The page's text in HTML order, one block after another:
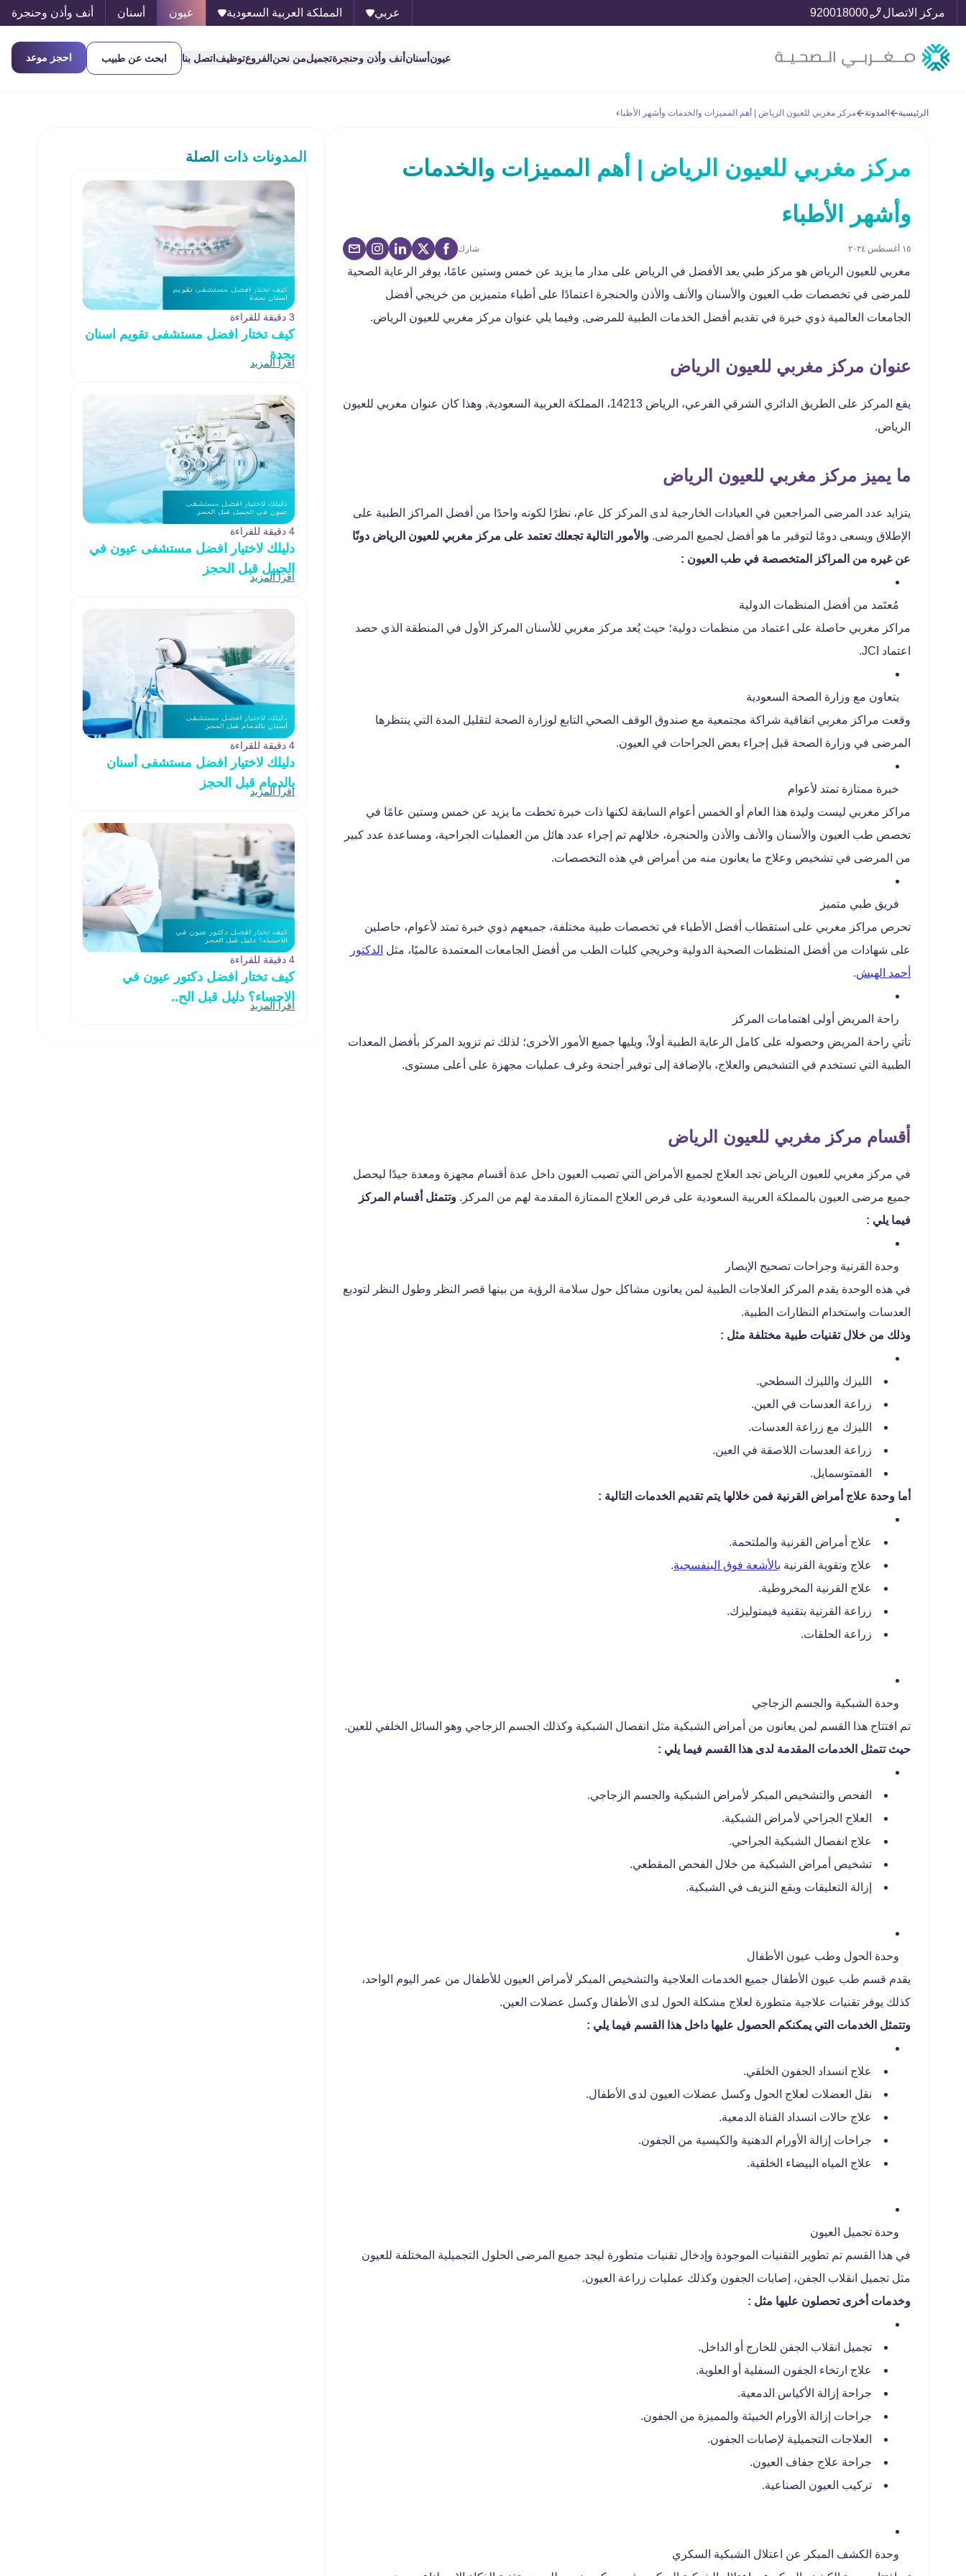
مركز الاتصال 920018000 عربي المملكة العربية السعودية عيون أسنان أنف وأذن وحنجرة
عيون أسنان أنف وأذن وحنجرةتجميلمن نحن الفروعتوظيف اتصل بنا ابحث عن طبيب احجز موعد
الرئيسية المدونة مركز مغربي للعيون الرياض | أهم المميزات والخدمات وأشهر الأطباء
مركز مغربي للعيون الرياض | أهم المميزات والخدمات
وأشهر الأطباء
١٥ أغسطس ٢٠٢٤ شارك
مغربي للعيون الرياض هو مركز طبي يعد الأفضل في الرياض على مدار ما يزيد عن خمس وستين عامًا، يوفر الرعاية الصحية
للمرضى في تخصصات طب العيون والأسنان والأنف والأذن والحنجرة اعتمادًا على أطباء متميزين من خريجي أفضل
الجامعات العالمية ذوي خبرة في تقديم أفضل الخدمات الطبية للمرضى, وفيما يلي عنوان مركز مغربي للعيون الرياض.
عنوان مركز مغربي للعيون الرياض
يقع المركز على الطريق الدائري الشرقي الفرعي، الرياض 14213، المملكة العربية السعودية, وهذا كان عنوان مغربي للعيون
الرياض.
ما يميز مركز مغربي للعيون الرياض
يتزايد عدد المرضى المراجعين في العيادات الخارجية لدى المركز كل عام، نظرًا لكونه واحدًا من أفضل المراكز الطبية على
الإطلاق ويسعى دومًا لتوفير ما هو أفضل لجميع المرضى. والأمور التالية تجعلك تعتمد على مركز مغربي للعيون الرياض دونًا
عن غيره من المراكز المتخصصة في طب العيون :
مُعتَمد من أفضل المنظمات الدولية
مراكز مغربي حاصلة على اعتماد من منظمات دولية؛ حيث يُعد مركز مغربي للأسنان المركز الأول في المنطقة الذي حصد
اعتماد JCI.
يتعاون مع وزارة الصحة السعودية
وقعت مراكز مغربي اتفاقية شراكة مجتمعية مع صندوق الوقف الصحي التابع لوزارة الصحة لتقليل المدة التي ينتظرها
المرضى في وزارة الصحة قبل إجراء بعض الجراحات في العيون.
خبرة ممتازة تمتد لأعوام
مراكز مغربي ليست وليدة هذا العام أو الخمس أعوام السابقة لكنها ذات خبرة تخطت ما يزيد عن خمس وستين عامًا في
تخصص طب العيون والأسنان والأنف والأذن والحنجرة، خلالهم تم إجراء عدد هائل من العمليات الجراحية، ومساعدة عدد كبير
من المرضى في تشخيص وعلاج ما يعانون منه من أمراض في هذه التخصصات.
فريق طبي متميز
تحرص مراكز مغربي على استقطاب أفضل الأطباء في تخصصات طبية مختلفة، جميعهم ذوي خبرة تمتد لأعوام، حاصلين
على شهادات من أفضل المنظمات الصحية الدولية وخريجي كليات الطب من أفضل الجامعات المعتمدة عالميًا، مثل الدكتور
أحمد الهبش.
راحة المريض أولى اهتمامات المركز
تأتي راحة المريض وحصوله على كامل الرعاية الطبية أولاً، ويليها جميع الأمور الأخرى؛ لذلك تم تزويد المركز بأفضل المعدات
الطبية التي تستخدم في التشخيص والعلاج، بالإضافة إلى توفير أجنحة وغرف عمليات مجهزة على أعلى مستوى.
أقسام مركز مغربي للعيون الرياض
في مركز مغربي للعيون الرياض تجد العلاج لجميع الأمراض التي تصيب العيون داخل عدة أقسام مجهزة ومعدة جيدًا ليحصل
جميع مرضى العيون بالمملكة العربية السعودية على فرص العلاج الممتازة المقدمة لهم من المركز. وتتمثل أقسام المركز
فيما يلي :
وحدة القرنية وجراحات تصحيح الإبصار
في هذه الوحدة يقدم المركز العلاجات الطبية لمن يعانون مشاكل حول سلامة الرؤية من بينها قصر النظر وطول النظر لتوديع
العدسات واستخدام النظارات الطبية.
وذلك من خلال تقنيات طبية مختلفة مثل :
الليزك والليزك السطحي.
زراعة العدسات في العين.
الليزك مع زراعة العدسات.
زراعة العدسات اللاصقة في العين.
الفمتوسمايل.
أما وحدة علاج أمراض القرنية فمن خلالها يتم تقديم الخدمات التالية :
علاج أمراض القرنية والملتحمة.
علاج وتقوية القرنية بالأشعة فوق البنفسجية.
علاج القرنية المخروطية.
زراعة القرنية بتقنية فيمتوليزك.
زراعة الحلقات.
وحدة الشبكية والجسم الزجاجي
تم افتتاح هذا القسم لمن يعانون من أمراض الشبكية مثل انفصال الشبكية وكذلك الجسم الزجاجي وهو السائل الخلفي للعين.
حيث تتمثل الخدمات المقدمة لدى هذا القسم فيما يلي :
الفحص والتشخيص المبكر لأمراض الشبكية والجسم الزجاجي.
العلاج الجراحي لأمراض الشبكية.
علاج انفصال الشبكية الجراحي.
تشخيص أمراض الشبكية من خلال الفحص المقطعي.
إزالة التعليقات وبقع النزيف في الشبكية.
وحدة الحول وطب عيون الأطفال
يقدم قسم طب عيون الأطفال جميع الخدمات العلاجية والتشخيص المبكر لأمراض العيون للأطفال من عمر اليوم الواحد،
كذلك يوفر تقنيات علاجية متطورة لعلاج مشكلة الحول لدى الأطفال وكسل عضلات العين.
وتتمثل الخدمات التي يمكنكم الحصول عليها داخل هذا القسم فيما يلي :
علاج انسداد الجفون الخلقي.
نقل العضلات لعلاج الحول وكسل عضلات العيون لدى الأطفال.
علاج حالات انسداد القناة الدمعية.
جراحات إزالة الأورام الدهنية والكيسية من الجفون.
علاج المياه البيضاء الخلقية.
وحدة تجميل العيون
في هذا القسم تم تطوير التقنيات الموجودة وإدخال تقنيات متطورة ليجد جميع المرضى الحلول التجميلية المختلفة للعيون
مثل تجميل انقلاب الجفن، إصابات الجفون وكذلك عمليات زراعة العيون.
وخدمات أخرى تحصلون عليها مثل :
تجميل انقلاب الجفن للخارج أو الداخل.
علاج ارتخاء الجفون السفلية أو العلوية.
جراحة إزالة الأكياس الدمعية.
جراحات إزالة الأورام الخبيثة والمميزة من الجفون.
العلاجات التجميلية لإصابات الجفون.
جراحة علاج جفاف العيون.
تركيب العيون الصناعية.
وحدة الكشف المبكر عن اعتلال الشبكية السكري
المدونات ذات الصلة
3 دقيقة للقراءة
كيف تختار افضل مستشفى تقويم اسنان
بجدة
اقرأ المزيد
4 دقيقة للقراءة
دليلك لاختيار افضل مستشفى عيون في
الجبيل قبل الحجز
اقرأ المزيد
4 دقيقة للقراءة
دليلك لاختيار افضل مستشفى أسنان
بالدمام قبل الحجز
اقرأ المزيد
4 دقيقة للقراءة
كيف تختار افضل دكتور عيون في
الاحساء؟ دليل قبل الح..
اقرأ المزيد